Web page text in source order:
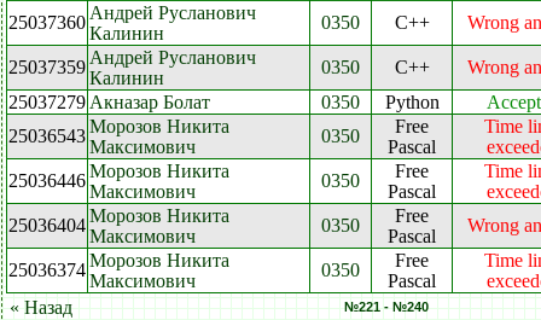
25037360 Андрей Русланович
Калинин
0350 C++ Wrong
25037359 Андрей Русланович
Калинин
0350 C++
Wrong
25037279 Акназар Болат 0350 Python
25036543Морозов Никита
Максимович
0350
Free
Pascal
Time
25036446Морозов Никита
Максимович
0350
Free
Pascal
Time
25036404Морозов Никита
Максимович
0350
Free
Pascal
Wrong
25036374Морозов Никита
Максимович
0350
Free
Pascal
Time
« Назад
№221 - №240